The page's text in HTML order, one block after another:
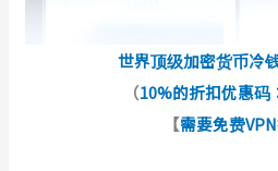
世界顶级加密货币冷
（10%的折扣优惠码
【需要免费